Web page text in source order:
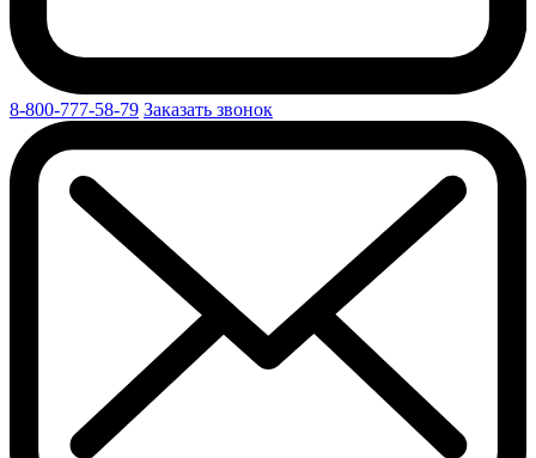
8-800-777-58-79 Заказать звонок